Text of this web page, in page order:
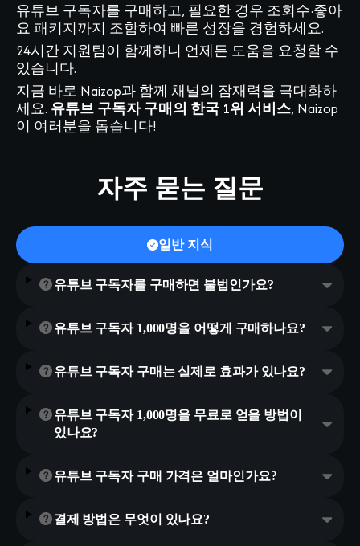
유튜브 구독자를 구매하고, 필요한 경우 조회수·좋아
요 패키지까지 조합하여 빠른 성장을 경험하세요.
24시간 지원팀이 함께하니 언제든 도움을 요청할 수
있습니다.
지금 바로 Naizop과 함께 채널의 잠재력을 극대화하
세요. 유튜브 구독자 구매의 한국 1위 서비스, Naizop
이 여러분을 돕습니다!
자주 묻는 질문
일반 지식
유튜브 구독자를 구매하면 불법인가요?
유튜브 구독자 1,000명을 어떻게 구매하나요?
유튜브 구독자 구매는 실제로 효과가 있나요?
유튜브 구독자 1,000명을 무료로 얻을 방법이
있나요?
유튜브 구독자 구매 가격은 얼마인가요?
결제 방법은 무엇이 있나요?